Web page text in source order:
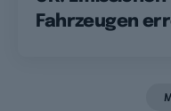
Fahrzeugen